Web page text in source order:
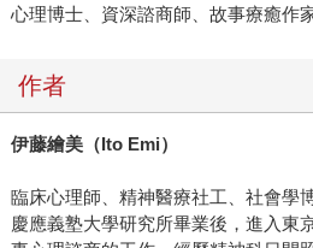
心理博士、資深諮商師、故事療癒作
作者
伊藤繪美（Ito Emi）
臨床心理師、精神醫療社工、社會學博
慶應義塾大學研究所畢業後，進入東